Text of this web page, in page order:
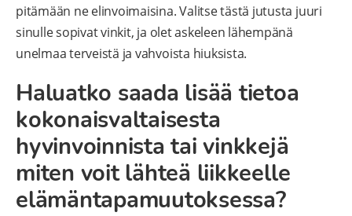
pitämään ne elinvoimaisina. Valitse tästä jutusta juuri
sinulle sopivat vinkit, ja olet askeleen lähempänä
unelmaa terveistä ja vahvoista hiuksista.
Haluatko saada lisää tietoa
kokonaisvaltaisesta
hyvinvoinnista tai vinkkejä
miten voit lähteä liikkeelle
elämäntapamuutoksessa?